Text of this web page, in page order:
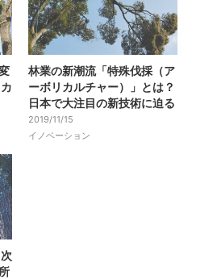
林業の新潮流「特殊伐採（ア
ーボリカルチャー）」とは？
日本で大注目の新技術に迫る
2019/11/15
イノベーション